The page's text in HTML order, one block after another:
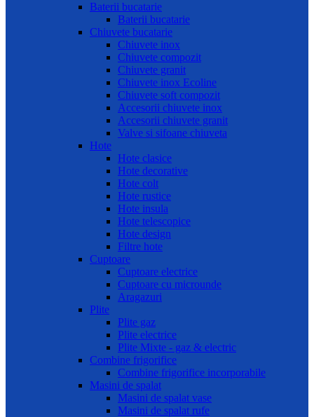
Baterii bucatarie
Baterii bucatarie
Chiuvete bucatarie
Chiuvete inox
Chiuvete compozit
Chiuvete granit
Chiuvete inox Ecoline
Chiuvete soft compozit
Accesorii chiuvete inox
Accesorii chiuvete granit
Valve si sifoane chiuveta
Hote
Hote clasice
Hote decorative
Hote colt
Hote rustice
Hote insula
Hote telescopice
Hote design
Filtre hote
Cuptoare
Cuptoare electrice
Cuptoare cu microunde
Aragazuri
Plite
Plite gaz
Plite electrice
Plite Mixte - gaz & electric
Combine frigorifice
Combine frigorifice incorporabile
Masini de spalat
Masini de spalat vase
Masini de spalat rufe